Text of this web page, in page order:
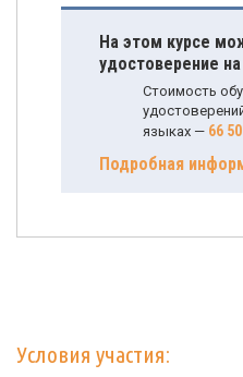
На этом курсе
удостоверение
Стоимость
языках — 66
Подробная
Условия участия: